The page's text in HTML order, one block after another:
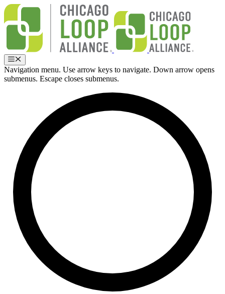
Ir
contenido
Menú
Navigation menu. Use arrow keys to navigate. Down arrow opens
submenus. Escape closes submenus.